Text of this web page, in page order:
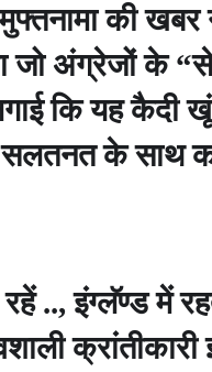
की
जो अंग्रेजों के“
कि यह कैदी
सलतनत के साथ
..,इंग्लॅण्ड में
क्रांतीकारी